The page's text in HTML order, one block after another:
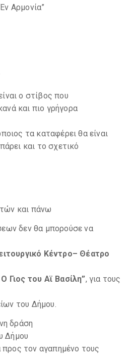
Αρμονία”
ο στίβος που
και πιο γρήγορα
τα καταφέρει θα είναι
και το σχετικό
και πάνω
δεν θα μπορούσε να
Κέντρο– Θέατρο
Γιος του Αϊ Βασίλη”, για τους
του Δήμου.
δράση
Δήμου
τον αγαπημένο τους